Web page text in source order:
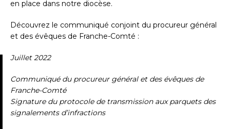
en place dans notre diocèse.
Découvrez le communiqué conjoint du procureur général
et des évêques de Franche-Comté :
Juillet 2022
Communiqué du procureur général et des évêques de
Franche-Comté
Signature du protocole de transmission aux parquets des
signalements d’infractions